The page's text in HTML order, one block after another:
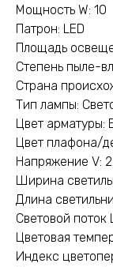
Мощность W: 10
Патрон: LED
Площадь
Степень пыле-
Страна
Тип лампы:
Цвет арматуры:
Цвет плафона/
Напряжение V:
Ширина
Длина
Световой поток
Цветовая
Индекс